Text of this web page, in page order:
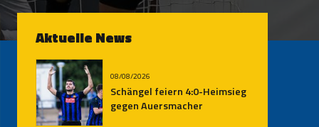
Aktuelle News
08/08/2026
Schängel feiern 4:0-Heimsieg
gegen Auersmacher